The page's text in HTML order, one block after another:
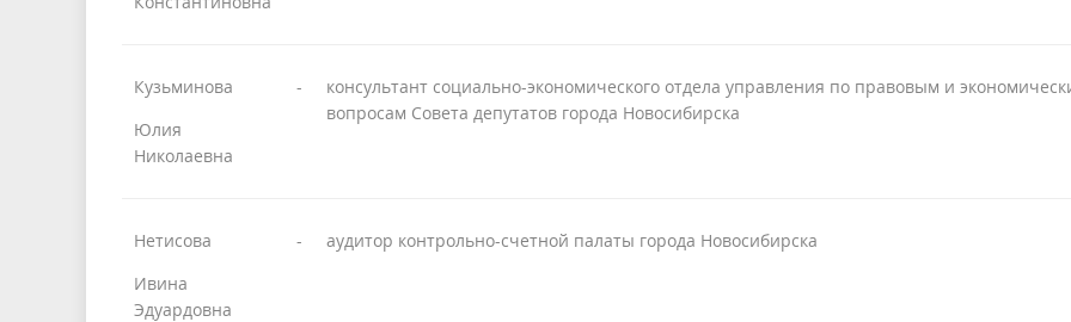
Кузьминова
Юлия
Николаевна
-
консультант социально-экономического отдела управления по правовым и
вопросам Совета депутатов города Новосибирска
Нетисова
Ивина
Эдуардовна
- аудитор контрольно-счетной палаты города Новосибирска